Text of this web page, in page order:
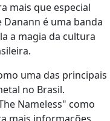
mais que especial
Danann é uma banda
a magia da cultura
uma das principais
no Brasil.
Nameless" como